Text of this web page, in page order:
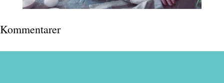
Kommentarer